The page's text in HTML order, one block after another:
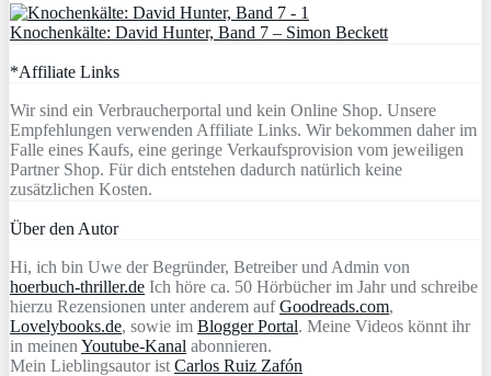
Knochenkälte: David Hunter, Band 7 – Simon Beckett
*Affiliate Links
Wir sind ein Verbraucherportal und kein Online Shop. Unsere
Empfehlungen verwenden Affiliate Links. Wir bekommen daher im
Falle eines Kaufs, eine geringe Verkaufsprovision vom jeweiligen
Partner Shop. Für dich entstehen dadurch natürlich keine
zusätzlichen Kosten.
Über den Autor
Hi, ich bin Uwe der Begründer, Betreiber und Admin von
hoerbuch-thriller.de Ich höre ca. 50 Hörbücher im Jahr und schreibe
hierzu Rezensionen unter anderem aufGoodreads.com,
Lovelybooks.de, sowie im Blogger Portal. Meine Videos könnt ihr
in meinen Youtube-Kanal abonnieren.
Mein Lieblingsautor ist Carlos Ruiz Zafón